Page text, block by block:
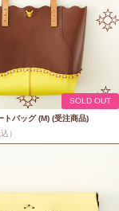
SOLD OUT
トバッグ (M) (受注商品)
）